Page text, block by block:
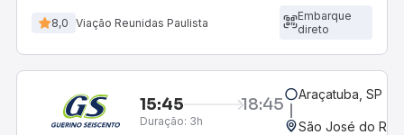
8,0 Viação Reunidas Paulista
Embarque
direto
15:45 18:45
Duração: 3h
Araçatuba, SP -
São José do Rio